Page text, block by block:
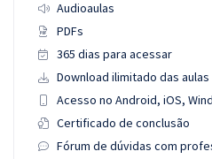
Audioaulas
PDFs
365 dias para acessar
Download ilimitado das aulas
Acesso no Android, iOS,
Certificado de conclusão
Fórum de dúvidas com